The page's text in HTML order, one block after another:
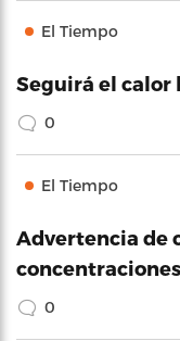
El Tiempo
Seguirá el calor
0
El Tiempo
Advertencia de
0